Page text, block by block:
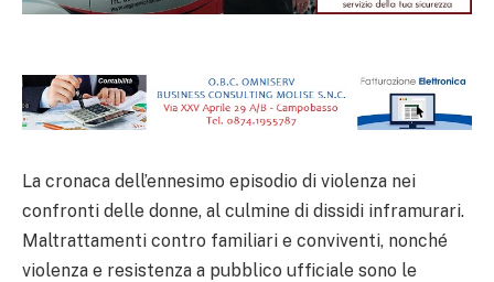
La cronaca dell’ennesimo episodio di violenza nei
confronti delle donne, al culmine di dissidi inframurari.
Maltrattamenti contro familiari e conviventi, nonché
violenza e resistenza a pubblico ufficiale sono le